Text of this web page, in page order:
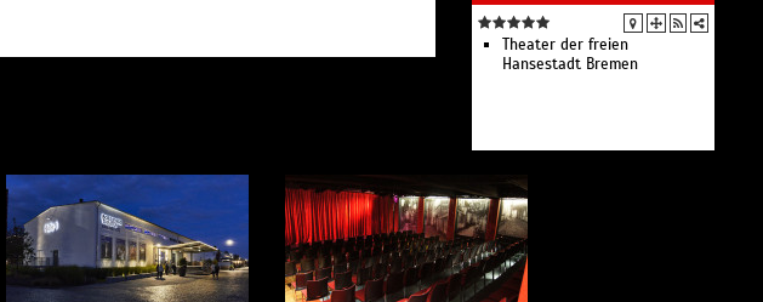
Theater der freien
Hansestadt Bremen